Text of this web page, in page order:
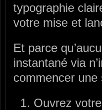
typographie
votre mise et
Et parce
instantané via
commencer une
Ouvrez